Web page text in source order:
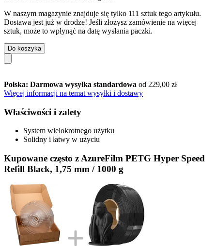
W naszym magazynie znajduje się tylko 111 sztuk tego artykułu.
Dostawa jest już w drodze! Jeśli złożysz zamówienie na więcej
sztuk, może to wpłynąć na datę wysłania paczki.
Do koszyka
Polska: Darmowa wysyłka standardowa od 229,00 zł
Więcej informacji na temat wysyłki i dostawy
Właściwości i zalety
System wielokrotnego użytku
Solidny i łatwy w użyciu
Kupowane często z AzureFilm PETG Hyper Speed
Refill Black, 1,75 mm / 1000 g